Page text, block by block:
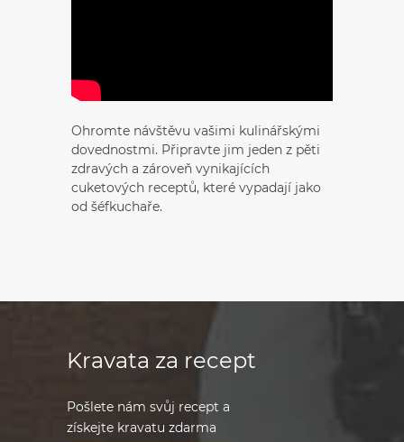
Ohromte návštěvu vašimi kulinářskými
dovednostmi. Připravte jim jeden z pěti
zdravých a zároveň vynikajících
cuketových receptů, které vypadají jako
od šéfkuchaře.
Kravata za recept
Pošlete nám svůj recept a
získejte kravatu zdarma